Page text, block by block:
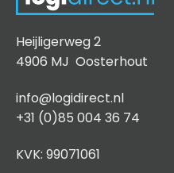
Heijligerweg 2
4906 MJ Oosterhout
info@logidirect.nl
+31 (0)85 004 36 74
KVK: 99071061